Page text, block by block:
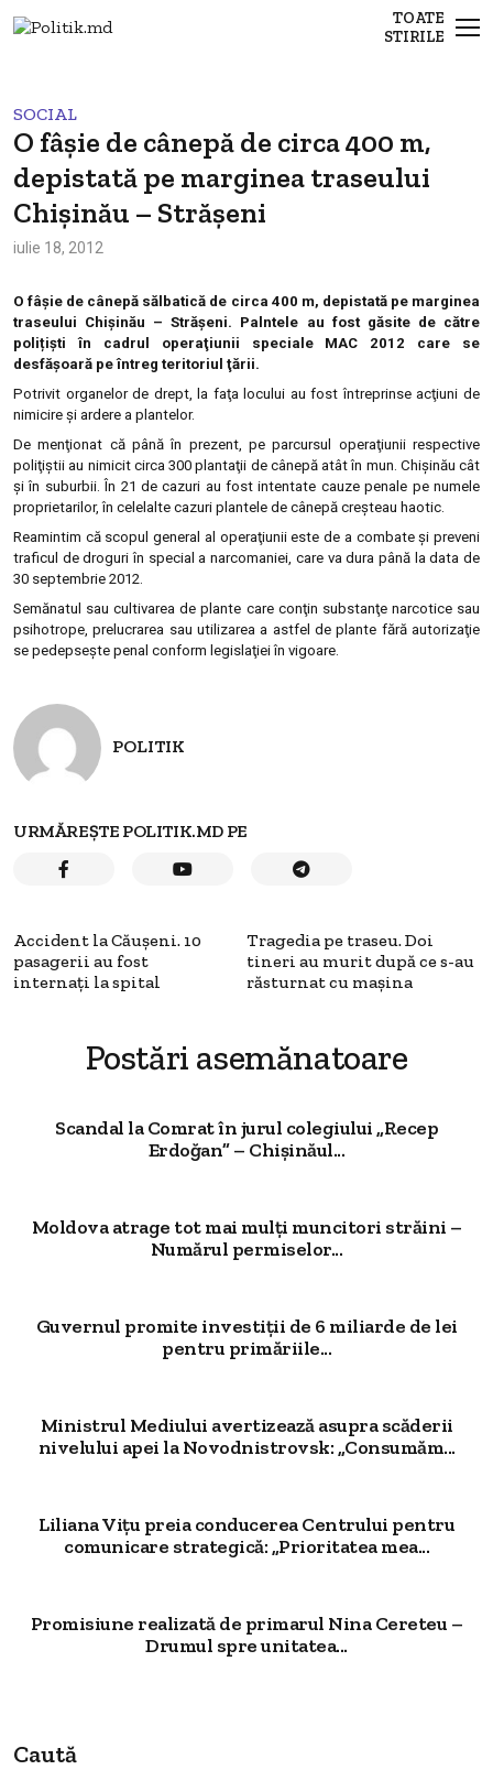
TOATE
STIRILE
SOCIAL
O fâşie de cânepă de circa 400 m,
depistată pe marginea traseului
Chişinău – Străşeni
iulie 18, 2012
O fâşie de cânepă sălbatică de circa 400 m, depistată pe marginea
traseului Chişinău – Străşeni. Palntele au fost găsite de către
polițiști în cadrul operaţiunii speciale MAC 2012 care se
desfăşoară pe întreg teritoriul ţării.
Potrivit organelor de drept, la faţa locului au fost întreprinse acţiuni de
nimicire şi ardere a plantelor.
De menţionat că până în prezent, pe parcursul operaţiunii respective
poliţiştii au nimicit circa 300 plantaţii de cânepă atât în mun. Chişinău cât
şi în suburbii. În 21 de cazuri au fost intentate cauze penale pe numele
proprietarilor, în celelalte cazuri plantele de cânepă creşteau haotic.
Reamintim că scopul general al operaţiunii este de a combate şi preveni
traficul de droguri în special a narcomaniei, care va dura până la data de
30 septembrie 2012.
Semănatul sau cultivarea de plante care conţin substanţe narcotice sau
psihotrope, prelucrarea sau utilizarea a astfel de plante fără autorizaţie
se pedepseşte penal conform legislaţiei în vigoare.
POLITIK
URMĂREȘTE POLITIK.MD PE
Accident la Căuşeni. 10
pasagerii au fost
internaţi la spital
Tragedia pe traseu. Doi
tineri au murit după ce s-au
răsturnat cu mașina
Postări asemănatoare
Scandal la Comrat în jurul colegiului „Recep
Erdoğan” – Chișinăul...
Moldova atrage tot mai mulți muncitori străini –
Numărul permiselor...
Guvernul promite investiții de 6 miliarde de lei
pentru primăriile...
Ministrul Mediului avertizează asupra scăderii
nivelului apei la Novodnistrovsk: „Consumăm...
Liliana Vițu preia conducerea Centrului pentru
comunicare strategică: „Prioritatea mea...
Promisiune realizată de primarul Nina Cereteu –
Drumul spre unitatea...
Caută